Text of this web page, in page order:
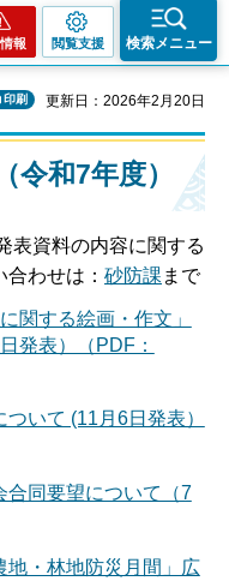
報 閲覧支援 検索メニュー
印刷 更新日：2026年2月20日
令和7年度）
表資料の内容に関する
合わせは： 砂防課 まで
関する絵画・作文」
発表）（PDF：
いて (11月6日発表）
合同要望について（7
地・林地防災月間」広